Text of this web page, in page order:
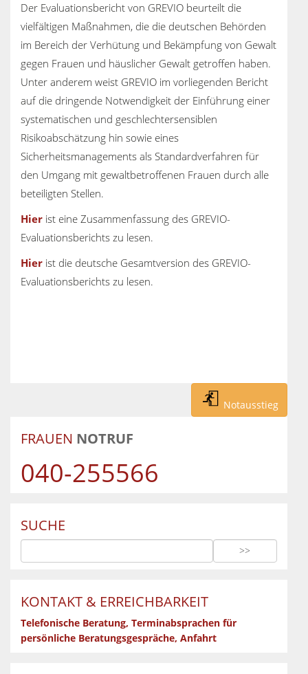
Der Evaluationsbericht von GREVIO beurteilt die
vielfältigen Maßnahmen, die die deutschen Behörden
im Bereich der Verhütung und Bekämpfung von Gewalt
gegen Frauen und häuslicher Gewalt getroffen haben.
Unter anderem weist GREVIO im vorliegenden Bericht
auf die dringende Notwendigkeit der Einführung einer
systematischen und geschlechtersensiblen
Risikoabschätzung hin sowie eines
Sicherheitsmanagements als Standardverfahren für
den Umgang mit gewaltbetroffenen Frauen durch alle
beteiligten Stellen.
Hier ist eine Zusammenfassung des GREVIO-
Evaluationsberichts zu lesen.
Hier ist die deutsche Gesamtversion des GREVIO-
Evaluationsberichts zu lesen.
Notausstieg
FRAUEN NOTRUF
040-255566
SUCHE
KONTAKT & ERREICHBARKEIT
Telefonische Beratung, Terminabsprachen für
persönliche Beratungsgespräche, Anfahrt